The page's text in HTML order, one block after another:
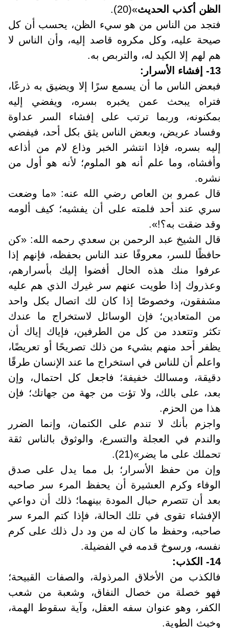
الظن أكذب الحديث»(20)
.
فتجد من الناس من هو سيء الظن، يحسب أن كل
صيحة عليه، وكل مكروه قاصد إليه، وأن الناس لا
هم لهم إلا الكيد له، والتربص به.
13- إفشاء الأسرار
:
فبعض الناس ما أن يسمع سرًا إلا ويضيق به ذرعًا،
فتراه يبحث عمن يخبره بسره، ويفضي إليه
بمكنونه، وربما ترتب على إفشاء السر عداوة
وفساد عريض، وبعض الناس يثق بكل أحد، فيفضي
إليه بسره، فإذا انتشر الخبر وذاع لام من أذاعه
وأفشاه، وما علم أنه هو الملوم؛ لأنه هو أول من
نشره.
قال عمرو بن العاص رضي الله عنه: «ما وضعت
سري عند أحد فلمته على أن يفشيه؛ كيف ألومه
وقد ضقت به؟!».
قال الشيخ عبد الرحمن بن سعدي رحمه الله: «كن
حافظًا للسر، معروفًا عند الناس بحفظه، فإنهم إذا
عرفوا منك هذه الحال أفضوا إليك بأسرارهم،
وعذروك إذا طويت عنهم سر غيرك الذي هم عليه
مشفقون، وخصوصًا إذا كان لك اتصال بكل واحد
من المتعادين؛ فإن الوسائل لاستخراج ما عندك
تكثر وتتعدد من كل من الطرفين، فإياك إياك أن
يظفر أحد منهم بشيء من ذلك تصريحًا أو تعريضًا،
واعلم أن للناس في استخراج ما عند الإنسان طرقًا
دقيقة، ومسالك خفيفة؛ فاجعل كل احتمال، وإن
بعد، على بالك، ولا تؤت من جهة من جهاتك؛ فإن
هذا من الحزم.
واجزم بأنك لا تندم على الكتمان، وإنما الضرر
والندم في العجلة والتسرع، والوثوق بالناس ثقة
تحملك على ما يضر»(21)
.
وإن من حفظ الأسرار؛ بل مما يدل على صدق
الوفاء وكرم العشيرة أن يحفظ المرء سر صاحبه
بعد أن تتصرم حبال المودة بينهما؛ ذلك أن دواعي
الإفشاء تقوى في تلك الحالة، فإذا كتم المرء سر
صاحبه، وحفظ ما كان له من ود دل ذلك على كرم
نفسه، ورسوخ قدمه في الفضيلة.
14- الكذب
:
فالكذب من الأخلاق المرذولة، والصفات القبيحة؛
فهو خصلة من خصال النفاق، وشعبة من شعب
الكفر، وهو عنوان سفه العقل، وآية سقوط الهمة،
وخبث الطوية.